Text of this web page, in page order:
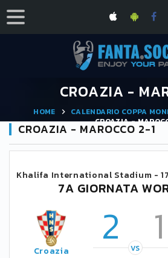
CROAZIA -
HOME
CALENDARIO COPPA
CROAZIA -
CROAZIA - MAROCCO 2-1
Khalifa International Stadium -
7A GIORNATA
Croazia 2 1
VS